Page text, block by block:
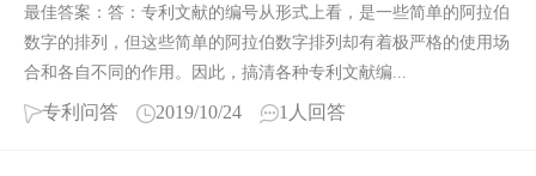
最佳答案：答：专利文献的编号从形式上看，是一些简单的阿拉伯
数字的排列，但这些简单的阿拉伯数字排列却有着极严格的使用场
合和各自不同的作用。因此，搞清各种专利文献编...
专利问答 2019/10/24 1人回答